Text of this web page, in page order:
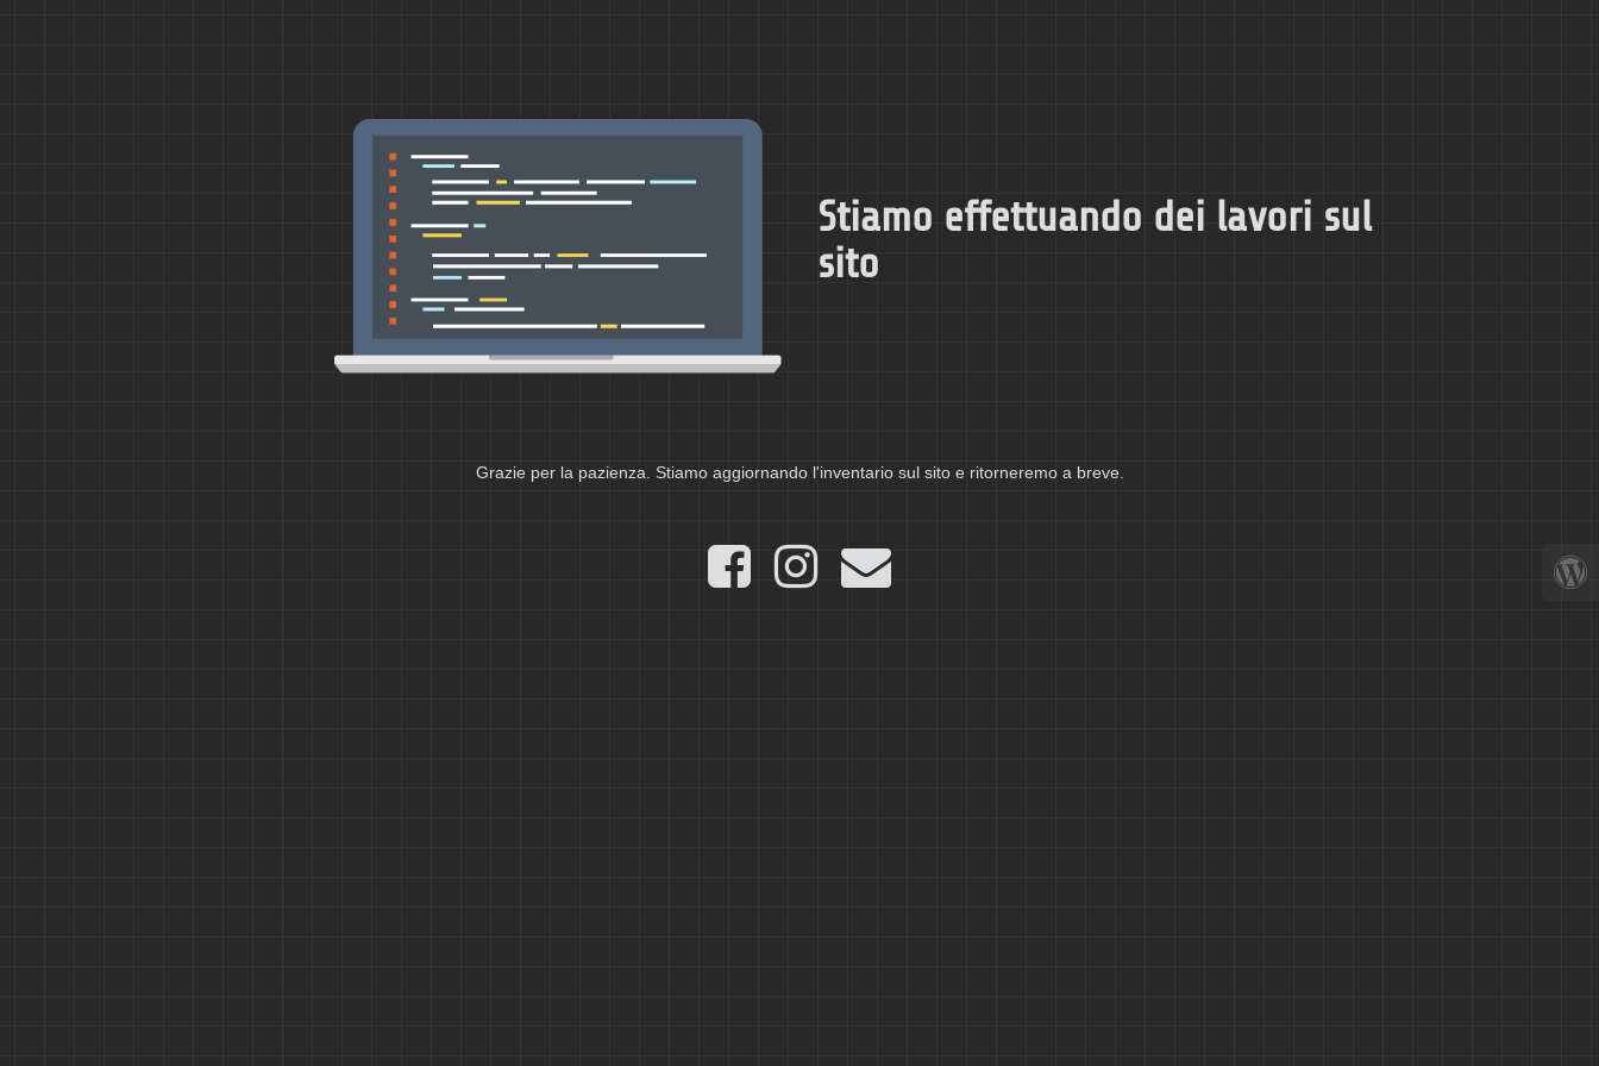
Stiamo effettuando dei lavori sul
sito
Grazie per la pazienza. Stiamo aggiornando l'inventario sul sito e ritorneremo a breve.